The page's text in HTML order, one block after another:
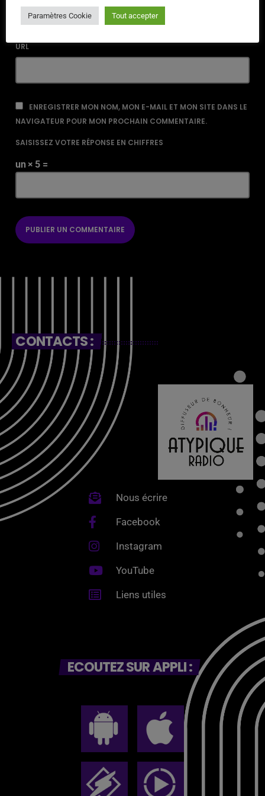
URL
ENREGISTRER MON NOM, MON E-MAIL ET MON SITE DANS LE
NAVIGATEUR POUR MON PROCHAIN COMMENTAIRE.
SAISISSEZ VOTRE RÉPONSE EN CHIFFRES
un × 5 =
CONTACTS :
Nous écrire
Facebook
Instagram
YouTube
Liens utiles
ECOUTEZ SUR APPLI :
Paramètres Cookie Tout accepter